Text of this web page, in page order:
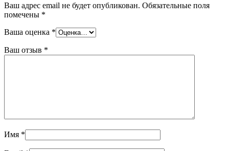
Ваш адрес email не будет опубликован. Обязательные поля
помечены *
Ваша оценка *
Ваш отзыв *
Имя *